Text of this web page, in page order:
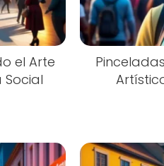
el Arte
Social